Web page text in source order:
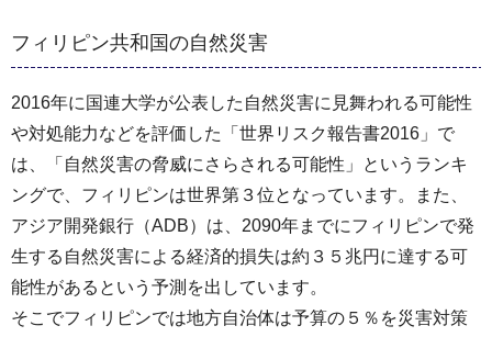
フィリピン共和国の自然災害
2016年に国連大学が公表した自然災害に見舞われる可能性
や対処能力などを評価した「世界リスク報告書2016」で
は、「自然災害の脅威にさらされる可能性」というランキ
ングで、フィリピンは世界第３位となっています。また、
アジア開発銀行（ADB）は、2090年までにフィリピンで発
生する自然災害による経済的損失は約３５兆円に達する可
能性があるという予測を出しています。
そこでフィリピンでは地方自治体は予算の５％を災害対策